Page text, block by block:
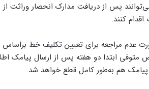
پس از دریافت مدارک انحصار وراثت از
کنند.
عدم مراجعه برای تعیین تکلیف خط
متوفی ابتدا دو هفته پس از ارسال پیامک